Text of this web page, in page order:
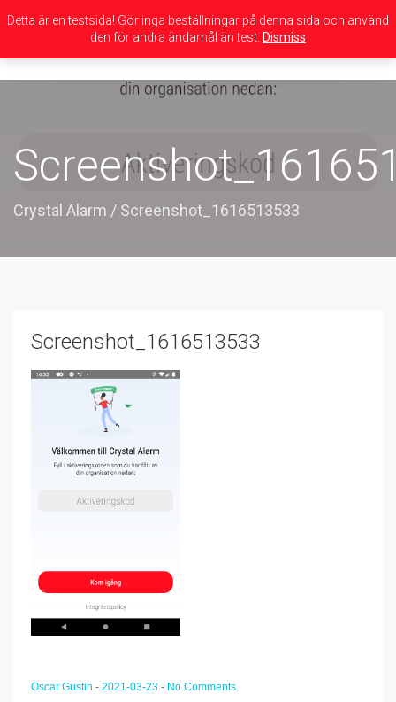
navigation
Crystal Alarm / Screenshot_1616513533
Screenshot_1616513533
Oscar Gustin - 2021-03-23 - No Comments
Detta är en testsida! Gör inga beställningar på denna sida och använd
den för andra ändamål än test. Dismiss